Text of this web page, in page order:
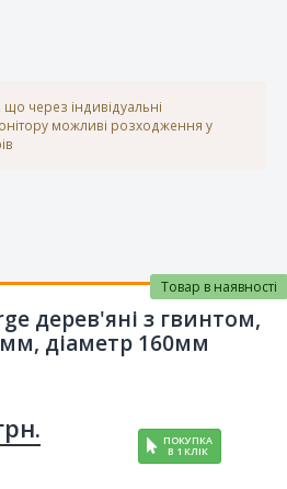
через індивідуальні
можливі розходження у
дерев'яні з гвинтом,
діаметр 160мм
Товар в наявності
ПОКУПКА
В 1 КЛІК